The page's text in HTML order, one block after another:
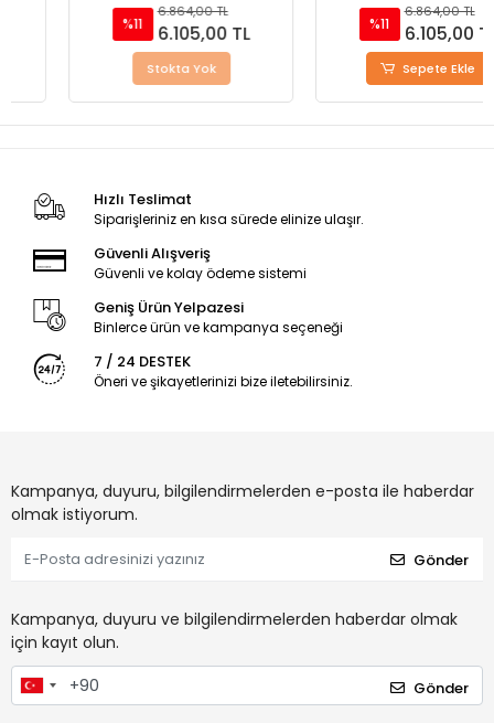
6.864,00 TL
6.105,00 TL
Stokta Yok
6.864,00 TL
6.105,00 TL
Sepete Ekle
Hızlı Teslimat
Siparişleriniz en kısa sürede elinize ulaşır.
Güvenli Alışveriş
Güvenli ve kolay ödeme sistemi
Geniş Ürün Yelpazesi
Binlerce ürün ve kampanya seçeneği
7 / 24 DESTEK
Öneri ve şikayetlerinizi bize iletebilirsiniz.
Kampanya, duyuru, bilgilendirmelerden e-posta ile haberdar
olmak istiyorum.
Gönder
Kampanya, duyuru ve bilgilendirmelerden haberdar olmak
için kayıt olun.
Gönder